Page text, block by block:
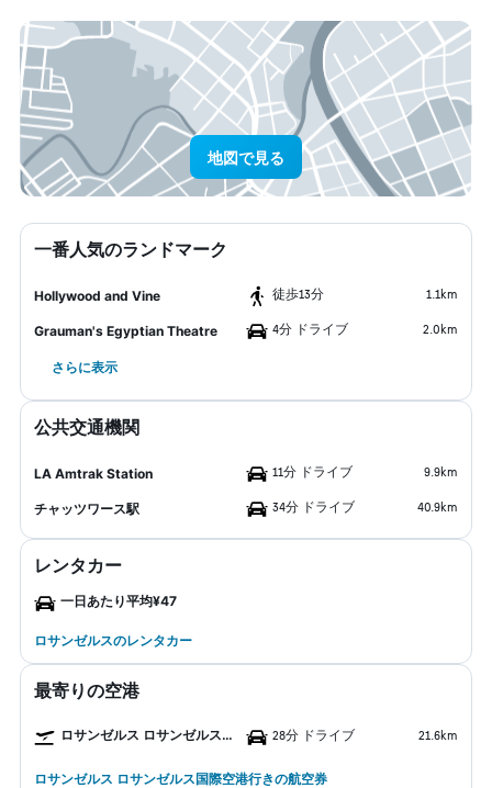
地図で見る
一番人気のランドマーク
Hollywood and Vine ​徒歩13分 1.1km
Grauman's Egyptian Theatre 4分 ドライブ 2.0km
さらに表示
公共交通機関
LA Amtrak Station 11分 ドライブ 9.9km
チャッツワース駅 34分 ドライブ 40.9km
レンタカー
一日あたり平均¥47
ロサンゼルスのレンタカー
最寄りの空港
ロサンゼルス ロサンゼルス国際空港 28分 ドライブ 21.6km
ロサンゼルス ロサンゼルス国際空港行きの航空券